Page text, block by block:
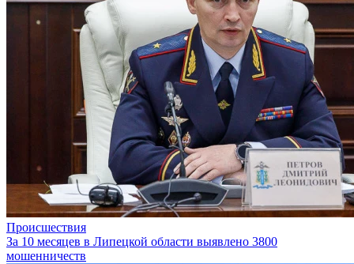
Происшествия
За 10 месяцев в Липецкой области выявлено 3800
мошенничеств